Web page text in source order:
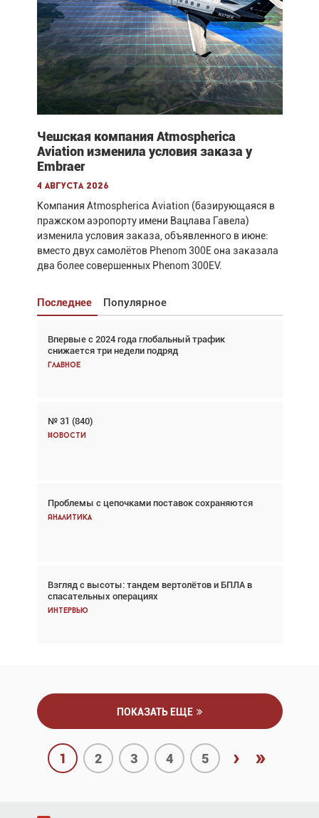
Чешская компания Atmospherica
Aviation изменила условия заказа у
Embraer
4 августа 2026
Компания Atmospherica Aviation (базирующаяся в
пражском аэропорту имени Вацлава Гавела)
изменила условия заказа, объявленного в июне:
вместо двух самолётов Phenom 300E она заказала
два более совершенных Phenom 300EV.
Последнее Популярное
Впервые с 2024 года глобальный трафик
снижается три недели подряд
Главное
№ 31 (840)
Новости
Проблемы с цепочками поставок сохраняются
Аналитика
Взгляд с высоты: тандем вертолётов и БПЛА в
спасательных операциях
Интервью
Взгляд с высоты: тандем вертолётов и БПЛА в
спасательных операциях
Главное
Авиационный фотограф Дэйв Кох: «Фотография
говорит сама за себя... а ИИ всё портит»
Впервые с 2024 года глобальный трафик
снижается три недели подряд
Частный самолёт – это актив. Подходите к
покупке соответствующим образом
Интервью
ПОКАЗАТЬ ЕЩЕ
1 2 3 4 5 › »